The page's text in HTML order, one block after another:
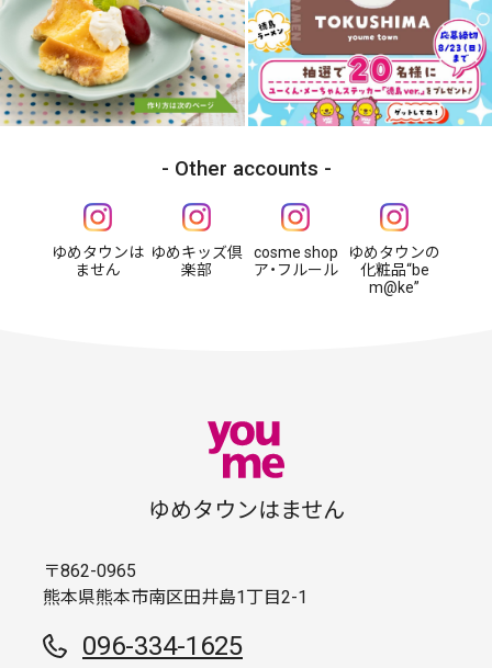
Other accounts
ゆめタウンは
ません
ゆめキッズ倶
楽部
cosme shop
ア・フルール
ゆめタウンの
化粧品“be
m@ke”
ゆめタウンはません
〒862-0965
熊本県熊本市南区田井島1丁目2-1
096-334-1625